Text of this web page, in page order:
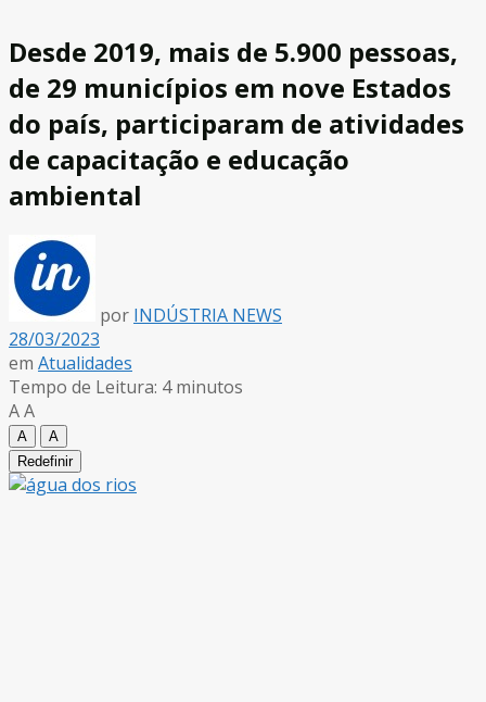
Desde 2019, mais de 5.900 pessoas,
de 29 municípios em nove Estados
do país, participaram de atividades
de capacitação e educação
ambiental
por INDÚSTRIA NEWS
28/03/2023
em Atualidades
Tempo de Leitura: 4 minutos
AA
A
A
Redefinir